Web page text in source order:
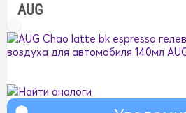
AUG
Найти аналоги